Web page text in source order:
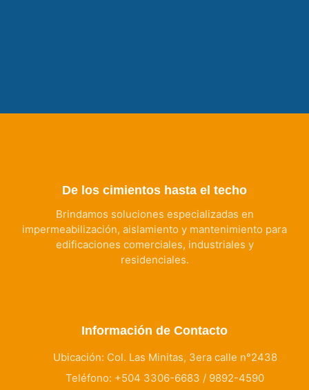
De los cimientos hasta el techo
Brindamos soluciones especializadas en
impermeabilización, aislamiento y mantenimiento para
edificaciones comerciales, industriales y
residenciales.
Información de Contacto
Ubicación: Col. Las Minitas, 3era calle n°2438
Teléfono: +504 3306-6683 / 9892-4590